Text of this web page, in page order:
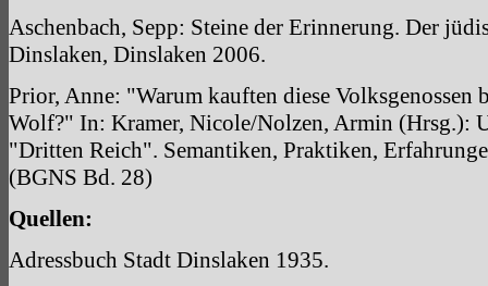
Aschenbach, Sepp: Steine der Erinnerung. Der
Dinslaken, Dinslaken 2006.
Prior, Anne: "Warum kauften diese Volksgenossen
Wolf?" In: Kramer, Nicole/Nolzen, Armin (Hrsg.):
"Dritten Reich". Semantiken, Praktiken,
(BGNS Bd. 28)
Quellen:
Adressbuch Stadt Dinslaken 1935.